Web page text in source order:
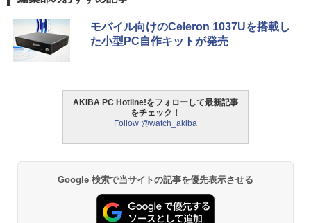
モバイル向けのCeleron 1037Uを搭載し
た小型PC自作キットが発売
AKIBA PC Hotline!をフォローして最新記事
をチェック！
Follow @watch_akiba
Google 検索で当サイトの記事を優先表示させる